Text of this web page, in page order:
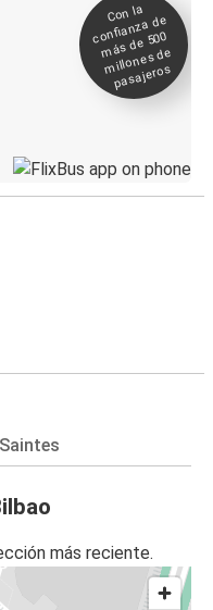
Con la
confianza de
más de 500
millones de
pasajeros
Saintes
más reciente.